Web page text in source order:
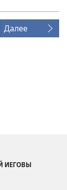
Далее
ИЕГОВЫ